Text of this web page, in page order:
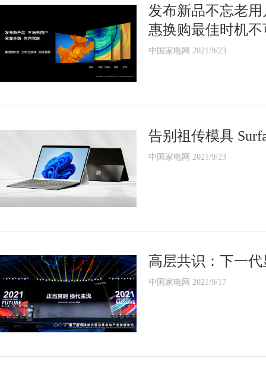
发布新品不忘老
惠换购最佳时机不
中国家电网 2021/9/23
告别祖传模具
中国家电网 2021/9/23
高层共识：下一
中国家电网 2021/9/17